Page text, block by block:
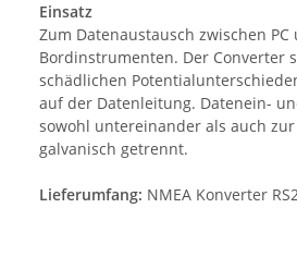
Einsatz
Zum Datenaustausch zwischen PC
Bordinstrumenten. Der Converter
schädlichen
auf der Datenleitung. Datenein-
sowohl untereinander als auch
galvanisch getrennt.
Lieferumfang: NMEA Konverter